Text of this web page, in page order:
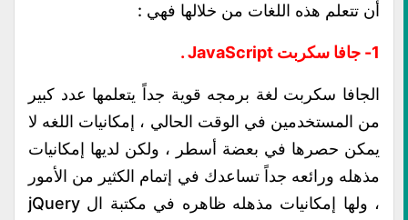
أن تتعلم هذه اللغات من خلالها فهي :
1- جافا سكربت JavaScript .
الجافا سكربت لغة برمجه قوية جداً يتعلمها عدد كبير
من المستخدمين في الوقت الحالي ، إمكانيات اللغه لا
يمكن حصرها في بعضة أسطر ، ولكن لديها إمكانيات
مذهله ورائعه جداً تساعدك في إتمام الكثير من الأمور
، ولها إمكانيات مذهله ظاهره في مكتبة ال jQuery